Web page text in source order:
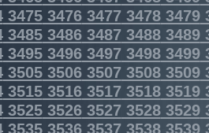
347534763477 34783479
348534863487 34883489
349534963497 34983499
350535063507 35083509
351535163517 35183519
352535263527 35283529
353535363537 35383539